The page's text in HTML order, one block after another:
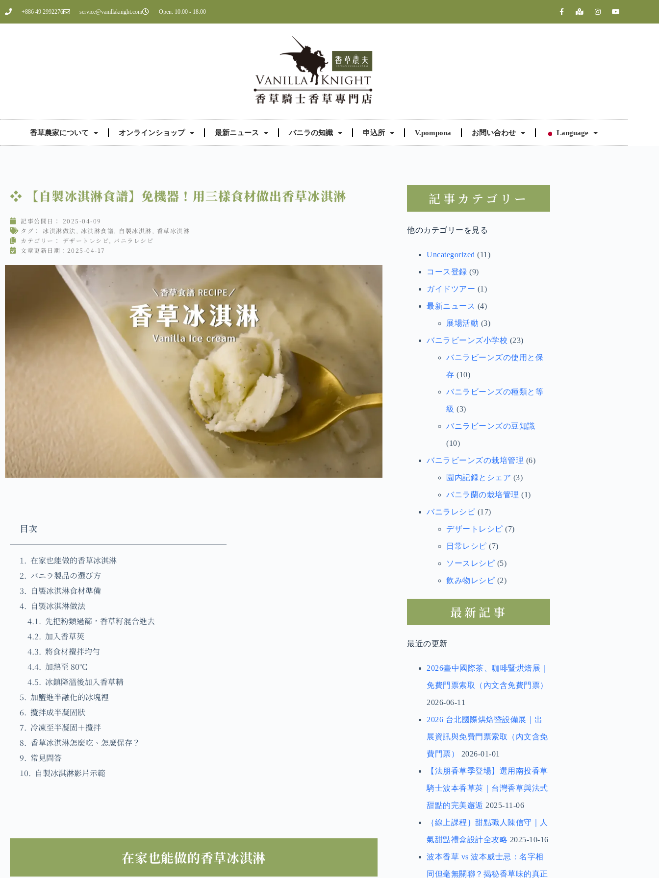
+886 49 2992276 service@vanillaknight.com Open: 10:00 - 18:00
香草農家について オンラインショップ 最新ニュース バニラの知識 申込所 V.pompona お問い合わせ Language
❖ 【自製冰淇淋食譜】免機器！用三樣食材做出香草冰淇淋
記事公開日：
2025-04-09
タグ：
冰淇淋做法 冰淇淋食譜 自製冰淇淋
香草冰淇淋
カテゴリー：
デザートレシピ
バニラレシピ
文章更新日期：2025-04-17
目次
在家也能做的香草冰淇淋
バニラ製品の選び方
自製冰淇淋食材準備
自製冰淇淋做法
先把粉類過篩，香草籽混合進去
加入香草莢
將食材攪拌均勻
加熱至 80°C
冰鎮降溫後加入香草精
加鹽進半融化的冰塊裡
攪拌成半凝固狀
冷凍至半凝固＋攪拌
香草冰淇淋怎麼吃、怎麼保存？
常見問答
自製冰淇淋影片示範
在家也能做的香草冰淇淋
記事カテゴリー
他のカテゴリーを見る
Uncategorized (11)
コース登録 (9)
ガイドツアー (1)
最新ニュース (4)
展場活動 (3)
バニラビーンズ小学校 (23)
バニラビーンズの使用と保
存 (10)
バニラビーンズの種類と等
級 (3)
バニラビーンズの豆知識
(10)
バニラビーンズの栽培管理 (6)
園内記録とシェア (3)
バニラ蘭の栽培管理 (1)
バニラレシピ (17)
デザートレシピ (7)
日常レシピ (7)
ソースレシピ (5)
飲み物レシピ (2)
最新記事
最近の更新
2026臺中國際茶、咖啡暨烘焙展｜
免費門票索取（內文含免費門票）
2026-06-11
2026 台北國際烘焙暨設備展｜出
展資訊與免費門票索取（內文含免
費門票） 2026-01-01
【法朋香草季登場】選用南投香草
騎士波本香草莢｜台灣香草與法式
甜點的完美邂逅 2025-11-06
｛線上課程｝甜點職人陳信守｜人
氣甜點禮盒設計全攻略 2025-10-16
波本香草 vs 波本威士忌：名字相
同但毫無關聯？揭秘香草味的真正